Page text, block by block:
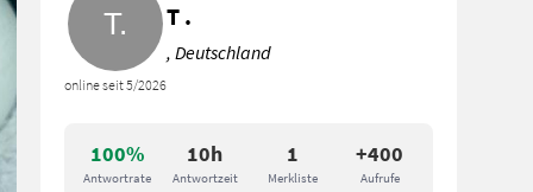
100%
Antwortrate
10h
Antwortzeit
1
Merkliste
+400
Aufrufe
online seit 5/2026
T .
, Deutschland